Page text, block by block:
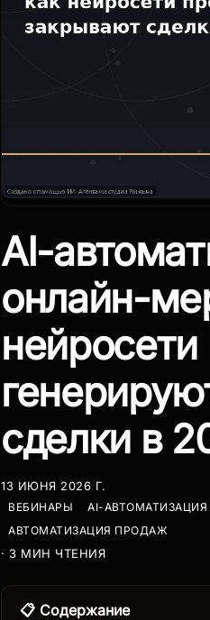
AI-
онлайн-
сделки в
13 ИЮНЯ 2026 Г.
ВЕБИНАРЫ
AI-АВТОМАТИЗАЦИЯ
АВТОМАТИЗАЦИЯ ПРОДАЖ
· 3 МИН ЧТЕНИЯ
📋 Содержание